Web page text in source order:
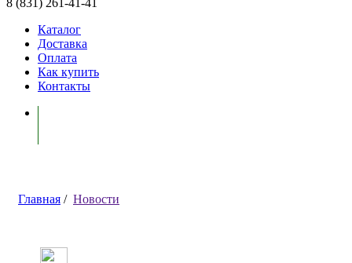
8 (831) 261-41-41
Каталог
Доставка
Оплата
Как купить
Контакты
Главная / Новости